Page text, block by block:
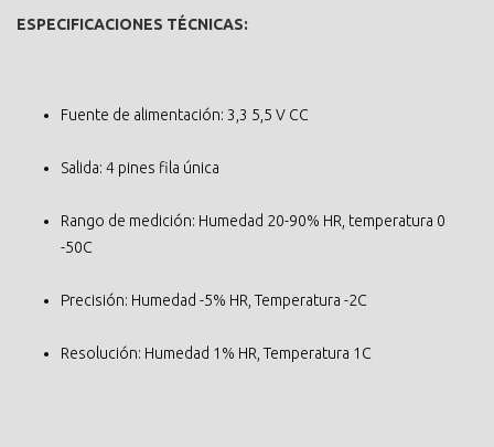
ESPECIFICACIONES TÉCNICAS:
Fuente de alimentación: 3,3 5,5 V CC
Salida: 4 pines fila única
Rango de medición: Humedad 20-90% HR, temperatura 0
-50C
Precisión: Humedad -5% HR, Temperatura -2C
Resolución: Humedad 1% HR, Temperatura 1C